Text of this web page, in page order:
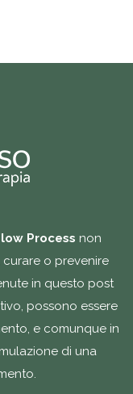
Process non
o prevenire
in questo post
possono essere
e comunque in
di una